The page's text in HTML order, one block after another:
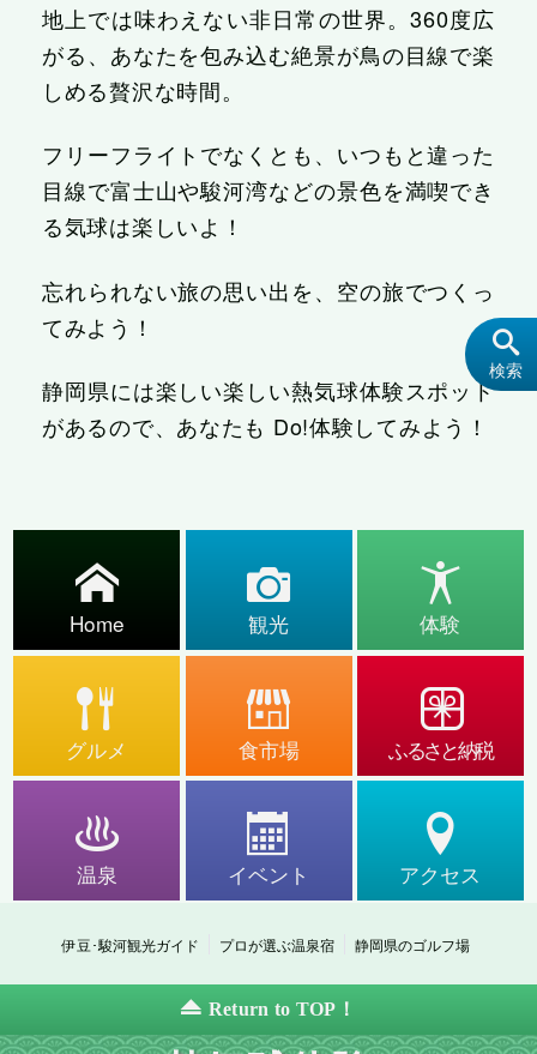
地上では味わえない非日常の世界。360度広
がる、あなたを包み込む絶景が鳥の目線で楽
しめる贅沢な時間。
フリーフライトでなくとも、いつもと違った
目線で富士山や駿河湾などの景色を満喫でき
る気球は楽しいよ！
忘れられない旅の思い出を、空の旅でつくっ
てみよう！
静岡県には楽しい楽しい熱気球体験スポット
があるので、あなたも Do!体験してみよう！
Home 観光 体験
グルメ 食市場 ふるさと納税
温泉 イベント アクセス
伊豆･駿河観光ガイド プロが選ぶ温泉宿 静岡県のゴルフ場
Return to TOP！

検索